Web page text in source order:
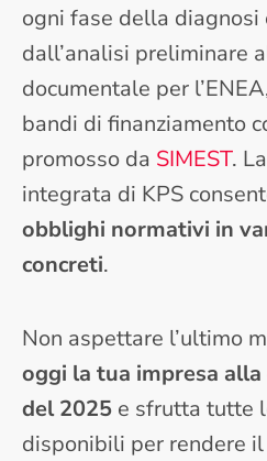
ogni fase della diagnosi
dall’analisi preliminare
documentale per
bandi di finanziamento
promosso da SIMEST.
integrata di KPS
obblighi normativi in
concreti.
Non aspettare l’ultimo
oggi la tua impresa
del 2025 e sfrutta tutte
disponibili per rendere